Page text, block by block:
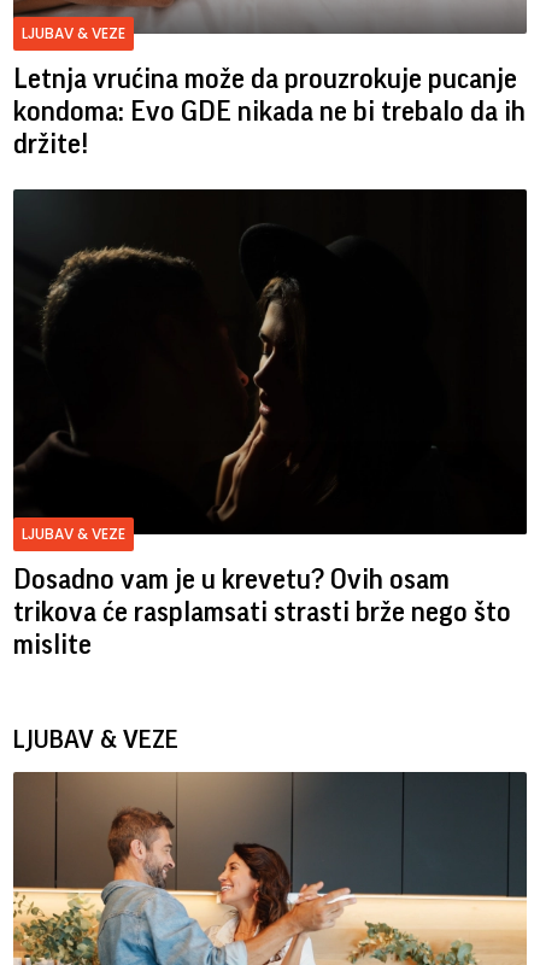
LJUBAV & VEZE
Letnja vrućina može da prouzrokuje pucanje
kondoma: Evo GDE nikada ne bi trebalo da ih
držite!
LJUBAV & VEZE
Dosadno vam je u krevetu? Ovih osam
trikova će rasplamsati strasti brže nego što
mislite
LJUBAV & VEZE